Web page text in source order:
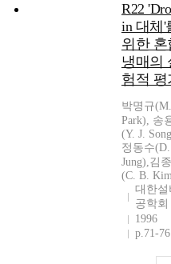
R22
in 대체'
위한 혼
냉매의
험적 평
박명규
Park), 송
(Y. J.
정동수
Jung),김
(C. B.
대한설
공학회
1996
p.71-76